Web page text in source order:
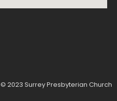
© 2023 Surrey Presbyterian Church